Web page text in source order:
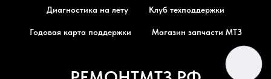
Диагностика на лету Клуб техподдержки
Годовая карта поддержки Магазин запчасти МТЗ